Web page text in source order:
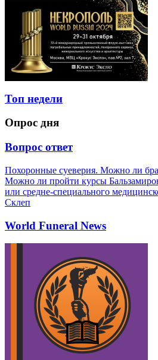
Топ недели
Опрос дня
Вопрос ответ
Похоронные суеверия. Можно ли
Можно ли пройти курсы
или средне-специального
Склеп
World Funeral News